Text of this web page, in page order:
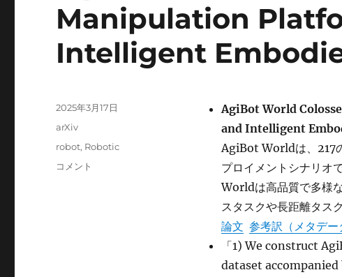
Manipulation
Intelligent
AgiBot World
and Intelligent
AgiBot Worldは、217
プロイメントシナリオ
Worldは高品質で多様
スタスクや長距離タス
論文 参考訳（メタデー
「1) We construct
dataset
投
2025年3月17日
カ
リ
arXiv
タ
robot, Robotic
AgiBot
コメント